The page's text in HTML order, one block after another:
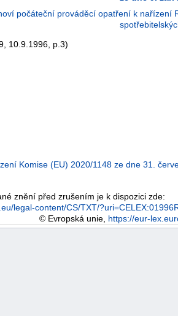
počáteční prováděcí opatření k nařízení
10.9.1996, p.3)
Komise (EU) 2020/1148 ze dne 31.
znění před zrušením je k dispozici zde:
legal-content/CS/TXT/
© Evropská unie, https://eur-